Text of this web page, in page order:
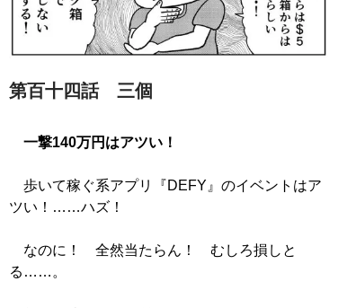
第百十四話 三個
一撃140万円はアツい！
歩いて稼ぐ系アプリ『DEFY』のイベントはア
ツい！……ハズ！
なのに！ 全然当たらん！ むしろ損しと
る……。